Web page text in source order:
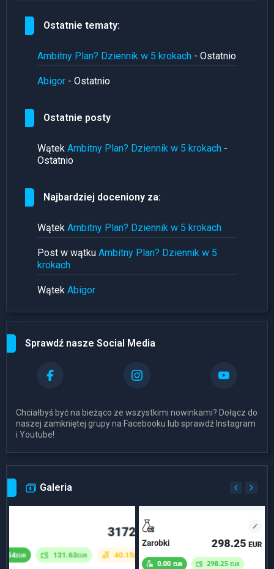
Ostatnie tematy:
Ambitny Plan? Dziennik w 5 krokach - Ostatnio
Abigor - Ostatnio
Ostatnie posty
Wątek Ambitny Plan? Dziennik w 5 krokach -
Ostatnio
Najbardziej doceniony za:
Wątek Ambitny Plan? Dziennik w 5 krokach
Post w wątku Ambitny Plan? Dziennik w 5
krokach
Wątek Abigor
Sprawdź nasze Social Media
Chciałbyś być na bieżąco ze wszystkimi nowinkami? Dołącz do
naszej zamkniętej grupy na Facebooku lub sprawdź Instagram
i Youtube!
Galeria